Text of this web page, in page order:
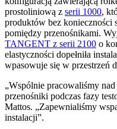
prostoliniową z serii 1000,
produktów bez konieczności
pomiędzy przenośnikami.
TANGENT z serii 2100 o
elastyczności dopełniła
wpasowuje się w przestrzeń
„Wspólnie pracowaliśmy
przenośniki podczas fazy
Mattos. „Zapewnialiśmy
instalacji”.